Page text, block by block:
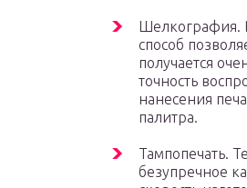
Шелкография.
способ
получается
точность
нанесения
палитра.
Тампопечать.
безупречное